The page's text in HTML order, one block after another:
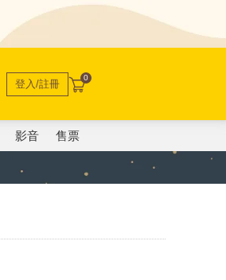
登入/註冊 0
影音 售票